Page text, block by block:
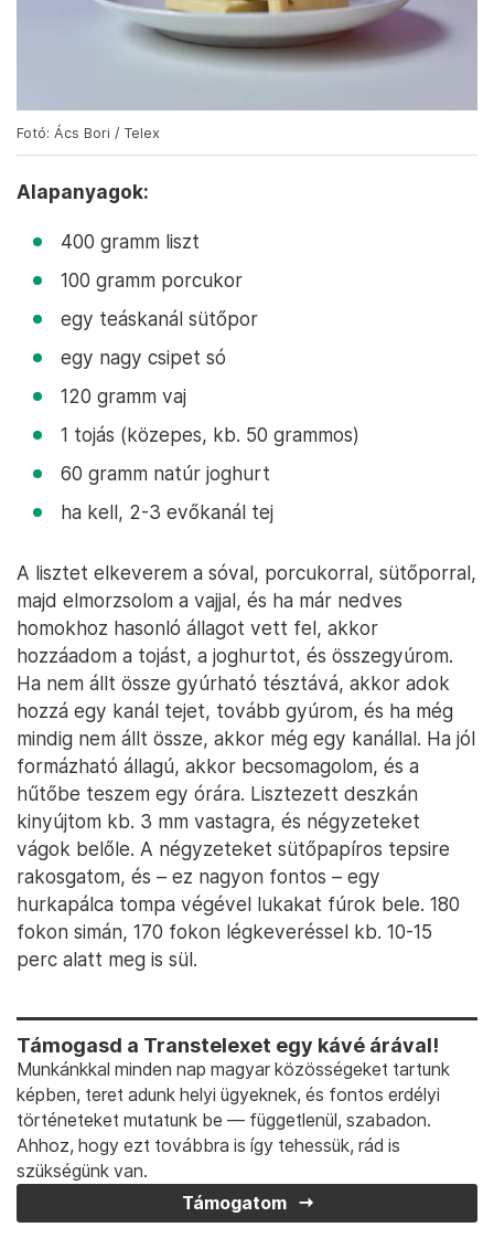
Fotó: Ács Bori / Telex
Alapanyagok:
400 gramm liszt
100 gramm porcukor
egy teáskanál sütőpor
egy nagy csipet só
120 gramm vaj
1 tojás (közepes, kb. 50 grammos)
60 gramm natúr joghurt
ha kell, 2-3 evőkanál tej
A lisztet elkeverem a sóval, porcukorral, sütőporral,
majd elmorzsolom a vajjal, és ha már nedves
homokhoz hasonló állagot vett fel, akkor
hozzáadom a tojást, a joghurtot, és összegyúrom.
Ha nem állt össze gyúrható tésztává, akkor adok
hozzá egy kanál tejet, tovább gyúrom, és ha még
mindig nem állt össze, akkor még egy kanállal. Ha jól
formázható állagú, akkor becsomagolom, és a
hűtőbe teszem egy órára. Lisztezett deszkán
kinyújtom kb. 3 mm vastagra, és négyzeteket
vágok belőle. A négyzeteket sütőpapíros tepsire
rakosgatom, és – ez nagyon fontos – egy
hurkapálca tompa végével lukakat fúrok bele. 180
fokon simán, 170 fokon légkeveréssel kb. 10-15
perc alatt meg is sül.
Támogasd a Transtelexet egy kávé árával!
Munkánkkal minden nap magyar közösségeket tartunk
képben, teret adunk helyi ügyeknek, és fontos erdélyi
történeteket mutatunk be — függetlenül, szabadon.
Ahhoz, hogy ezt továbbra is így tehessük, rád is
szükségünk van.
Támogatom